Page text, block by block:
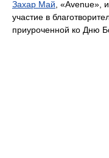
Захар Май , «Avenue»,
участие в
приуроченной ко Дню